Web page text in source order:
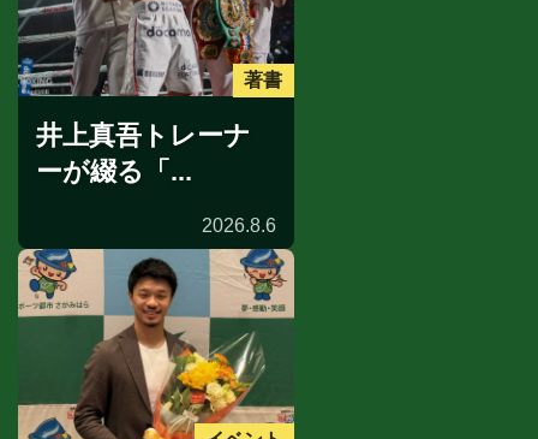
著書
井上真吾トレーナ
ーが綴る「...
2026.8.6